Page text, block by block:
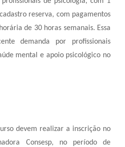
reserva, com pagamentos
de 30 horas semanais. Essa
demanda por profissionais
mental e apoio psicológico no
devem realizar a inscrição no
Consesp, no período de